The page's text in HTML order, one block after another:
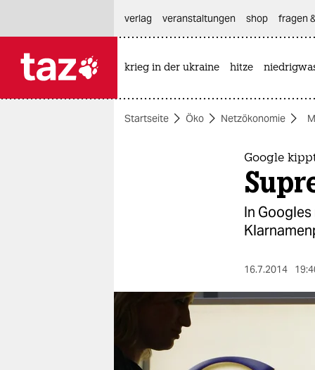
themen
nord
verlag
veranstaltungen shop fragen
krieg in der ukraine hitze
Startseite Öko Netzökonomie
Google
In
16.7.2014